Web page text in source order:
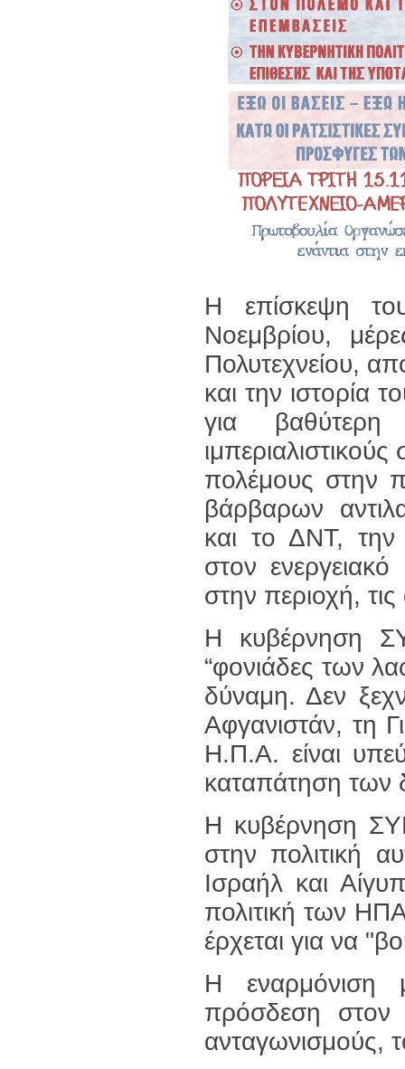
Η επίσκεψη
Νοεμβρίου,
Πολυτεχνείου,
και την ιστορία
για
πολέμους στην
βάρβαρων
και το ΔΝΤ, την
στον
στην περιοχή,
Η κυβέρνηση
“φονιάδες των
δύναμη. Δεν
Αφγανιστάν, τη
Η.Π.Α. είναι
καταπάτηση των
Η κυβέρνηση
στην πολιτική
Ισραήλ και
πολιτική των
έρχεται για να
Η εναρμόνιση
πρόσδεση στον
ανταγωνισμούς,